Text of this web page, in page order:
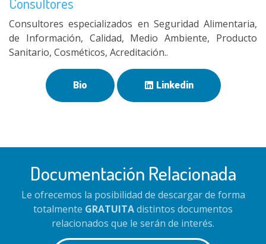
Consultores especializados en Seguridad Alimentaria,
de Información, Calidad, Medio Ambiente, Producto
Sanitario, Cosméticos, Acreditación..
Bio Linkedin
Documentación Relacionada
Le ofrecemos la posibilidad de descargar de forma
totalmente GRATUITAdistintos documentos
relacionados que le serán de interés.